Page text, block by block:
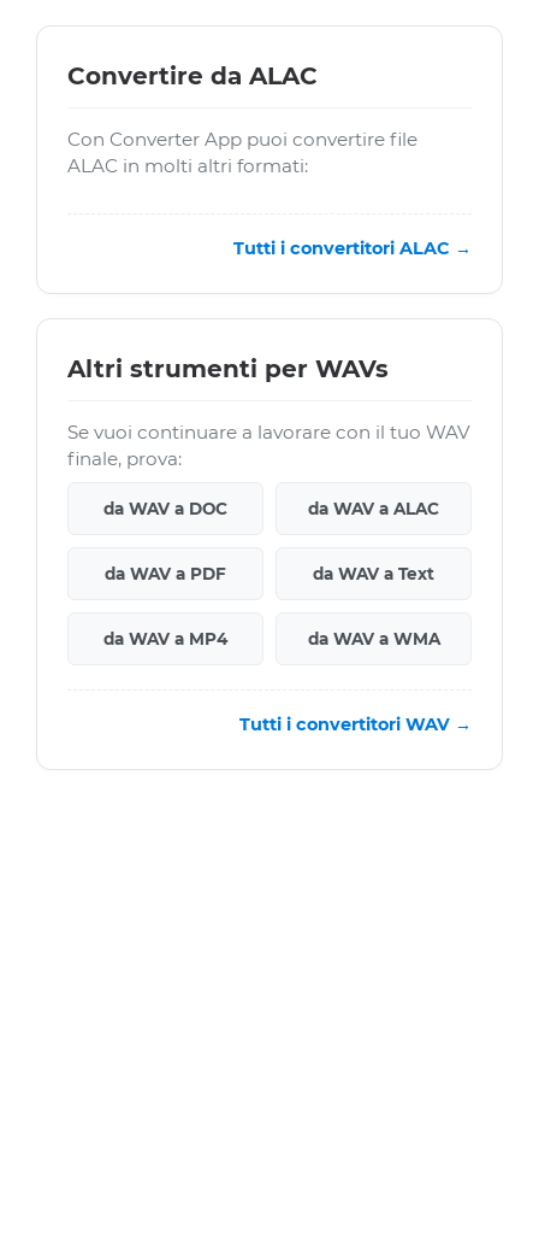
Convertire da ALAC
Con Converter App puoi convertire file
ALAC in molti altri formati:
Tutti i convertitori ALAC →
Altri strumenti per WAVs
Se vuoi continuare a lavorare con il tuo WAV
finale, prova:
da WAV a DOC da WAV a ALAC
da WAV a PDF da WAV a Text
da WAV a MP4 da WAV a WMA
Tutti i convertitori WAV →